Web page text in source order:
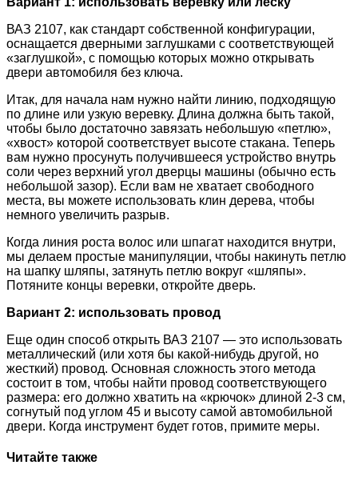
ВАЗ 2107, как стандарт собственной конфигурации,
оснащается дверными заглушками с соответствующей
«заглушкой», с помощью которых можно открывать
двери автомобиля без ключа.
Итак, для начала нам нужно найти линию, подходящую
по длине или узкую веревку. Длина должна быть такой,
чтобы было достаточно завязать небольшую «петлю»,
«хвост» которой соответствует высоте стакана. Теперь
вам нужно просунуть получившееся устройство внутрь
соли через верхний угол дверцы машины (обычно есть
небольшой зазор). Если вам не хватает свободного
места, вы можете использовать клин дерева, чтобы
немного увеличить разрыв.
Когда линия роста волос или шпагат находится внутри,
мы делаем простые манипуляции, чтобы накинуть петлю
на шапку шляпы, затянуть петлю вокруг «шляпы».
Потяните концы веревки, откройте дверь.
Вариант 2: использовать провод
Еще один способ открыть ВАЗ 2107 — это использовать
металлический (или хотя бы какой-нибудь другой, но
жесткий) провод. Основная сложность этого метода
состоит в том, чтобы найти провод соответствующего
размера: его должно хватить на «крючок» длиной 2-3 см,
согнутый под углом 45 и высоту самой автомобильной
двери. Когда инструмент будет готов, примите меры.
Читайте также